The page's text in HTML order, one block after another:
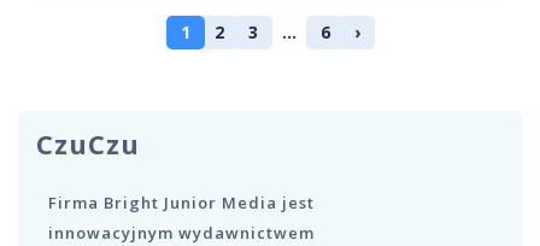
1 2 3 ... 6 ›
CzuCzu
Firma Bright Junior Media jest
innowacyjnym wydawnictwem